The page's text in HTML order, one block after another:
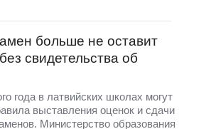
больше не оставит
свидетельства об
года в латвийских школах могут
выставления оценок и сдачи
Министерство образования